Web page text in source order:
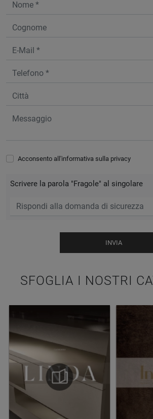
SFOGLIA I NOSTRI
Acconsento all'informativa sulla privacy
Scrivere la parola "Fragole" al singolare
INVIA